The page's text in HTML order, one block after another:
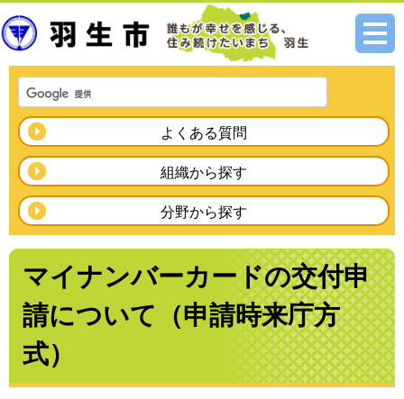
メニ
よくある質問
組織から探す
分野から探す
マイナンバーカードの交付申
請について（申請時来庁方
式）